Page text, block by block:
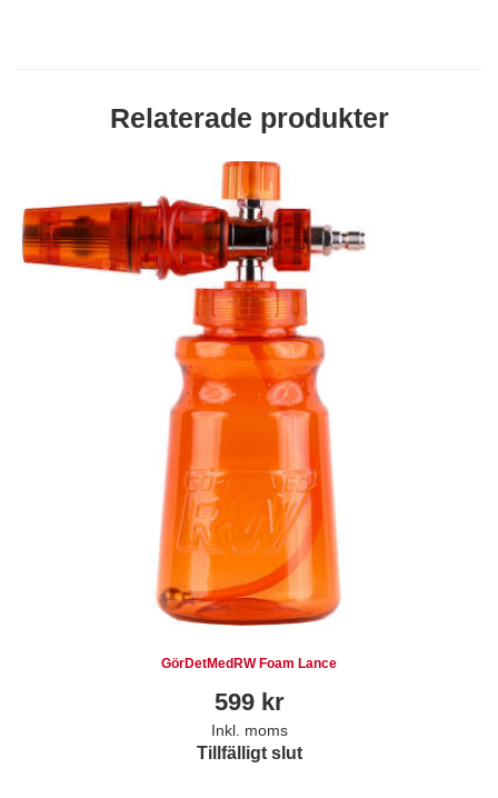
Relaterade produkter
GörDetMedRW Foam Lance
599kr
Inkl. moms
Tillfälligt slut